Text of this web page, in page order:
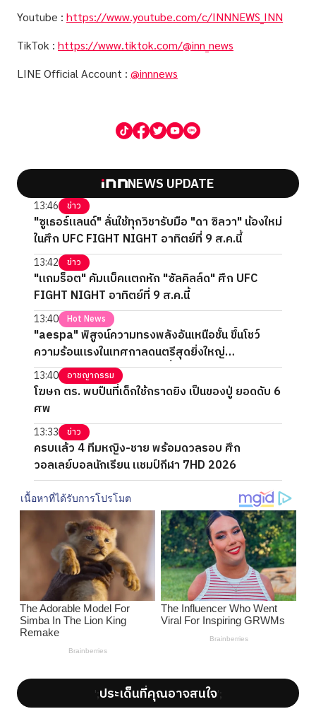
Youtube : https://www.youtube.com/c/INNNEWS_INN
TikTok : https://www.tiktok.com/@inn_news
LINE Official Account : @innnews
NEWS UPDATE
13:46 ข่าว
"ซูเธอร์แลนด์" ลั่นใช้ทุกวิชารับมือ "ดา ซิลวา" น้องใหม่
ในศึก UFC FIGHT NIGHT อาทิตย์ที่ 9 ส.ค.นี้
13:42 ข่าว
"แกมร็อต" คัมแบ็คแตกหัก "ซัลคิลล์ด" ศึก UFC
FIGHT NIGHT อาทิตย์ที่ 9 ส.ค.นี้
13:40 Hot News
"aespa" พิสูจน์ความทรงพลังอันเหนือชั้น ขึ้นโชว์
ความร้อนแรงในเทศกาลดนตรีสุดยิ่งใหญ่
‘Lollapalooza Chicago’ ครั้งแรก
13:40 อาชญากรรม
โฆษก ตร. พบปืนที่เด็กใช้กราดยิง เป็นของปู่ ยอดดับ 6
ศพ
13:33 ข่าว
ครบแล้ว 4 ทีมหญิง-ชาย พร้อมดวลรอบ ศึก
วอลเลย์บอลนักเรียน แชมป์กีฬา 7HD 2026
';ประเด็นที่คุณอาจสนใจ';